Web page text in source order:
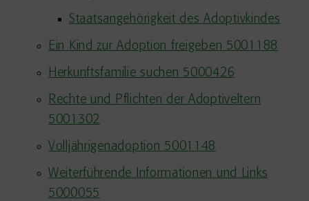
Staatsangehörigkeit des Adoptivkindes
Ein Kind zur Adoption freigeben 5001188
Herkunftsfamilie suchen 5000426
Rechte und Pflichten der Adoptiveltern
5001302
Volljährigenadoption 5001148
Weiterführende Informationen und Links
5000055